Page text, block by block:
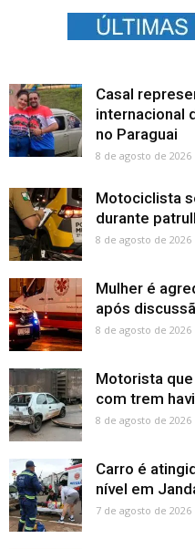
Casal
internacional
no Paraguai
8 de agosto de 2026
Motociclista
durante
8 de agosto de 2026
Mulher é
após
8 de agosto de 2026
Motorista
com trem
8 de agosto de 2026
Carro é
nível em
7 de agosto de 2026